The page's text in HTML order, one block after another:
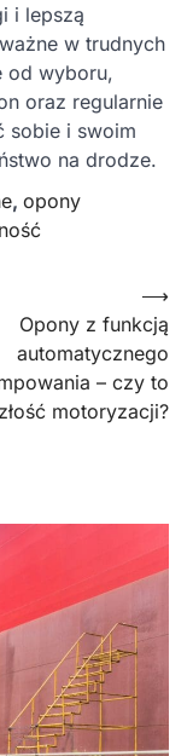
i lepszą
w trudnych
od wyboru,
oraz regularnie
sobie i swoim
na drodze.
, opony
Opony z funkcją
automatycznego
– czy to
motoryzacji?
⟶